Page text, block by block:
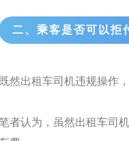
二、乘客是否可以拒
既然出租车司机违规操作
者认为，虽然出租车司